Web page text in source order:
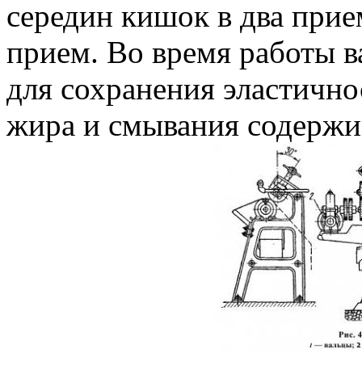
середин кишок в два
прием. Во время работы
для сохранения
жира и смывания